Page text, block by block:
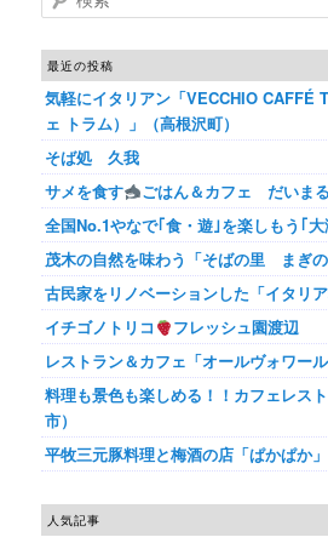
最近の投稿
気軽にイタリアン「VECCHIO CAFFÉ
ェ トラム）」（高根沢町）
そば処 久我
サメを食す
ごはん＆カフェ だいまる
全国No.1やなで｢食・遊｣を楽しもう｢
茂木の自然を味わう「そばの里 まぎ
古民家をリノベーションした「イタリア
イチゴノトリコ
フレッシュ園渡辺
レストラン＆カフェ「オールヴォワー
料理も景色も楽しめる！！カフェレス
市）
平牧三元豚料理と梅酒の店「ぱかぱか」
人気記事